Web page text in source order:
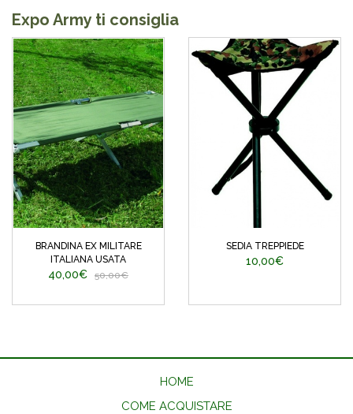
Expo Army ti consiglia
BRANDINA EX MILITARE
ITALIANA USATA
40,00€ 50,00€
SEDIA TREPPIEDE
10,00€
HOME
COME ACQUISTARE